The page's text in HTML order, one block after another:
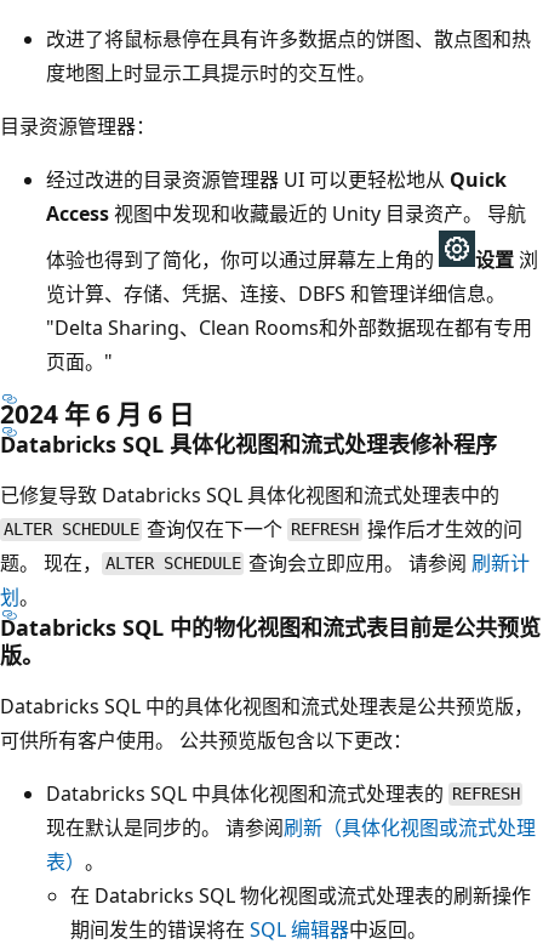
改进了将鼠标悬停在具有许多数据点的饼图、散点图和热
度地图上时显示工具提示时的交互性。
目录资源管理器：
经过改进的目录资源管理器 UI 可以更轻松地从 Quick
Access视图中发现和收藏最近的 Unity 目录资产。 导航
体验也得到了简化，你可以通过屏幕左上角的
设置 浏
览计算、存储、凭据、连接、DBFS 和管理详细信息。
"Delta Sharing、Clean Rooms和外部数据现在都有专用
页面。"
2024 年 6 月 6 日
Databricks SQL 具体化视图和流式处理表修补程序
已修复导致 Databricks SQL 具体化视图和流式处理表中的
ALTER SCHEDULE 查询仅在下一个 REFRESH 操作后才生效的问
题。 现在，
ALTER SCHEDULE 查询会立即应用。 请参阅 刷新计
划。
Databricks SQL 中的物化视图和流式表目前是公共预览
版。
Databricks SQL 中的具体化视图和流式处理表是公共预览版，
可供所有客户使用。 公共预览版包含以下更改：
Databricks SQL 中具体化视图和流式处理表的 REFRESH
现在默认是同步的。 请参阅刷新（具体化视图或流式处理
表） 。
在 Databricks SQL 物化视图或流式处理表的刷新操作
期间发生的错误将在 SQL 编辑器中返回。